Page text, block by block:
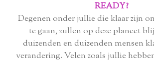
READY?
Degenen onder jullie die klaar zijn
te gaan, zullen op deze planeet
duizenden en duizenden mensen
verandering. Velen zoals jullie